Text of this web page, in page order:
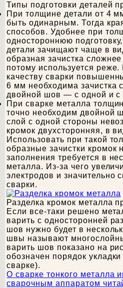
Типы подготовки деталей
При толщине детали от 4
быть одинарным. Тогда
способов. Удобнее при
одностороннюю
детали зачищают чаще в
образная зачистка
потому используется
качеству сварки
6 мм необходима зачистка
двойной шов — с одной и с
При сварке металла
точно необходим двойной
слой с одной стороны
кромок двухсторонняя, в
Использовать при такой
образные зачистки кромок
заполнения требуется в
металла. Из-за чего
электродов и значительно
сварки.
Разделка кромок металла
Если все-таки решено
варить с односторонней
шов нужно будет в
швы называют
варить шов показано на
обозначен порядок
сварке).
О сварке тонкого металла
сварочным аппаратом